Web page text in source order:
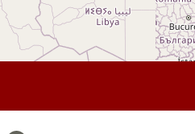
Alle Rechte